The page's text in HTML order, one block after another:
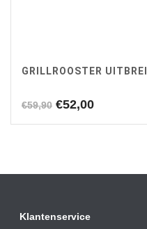
GRILLROOSTER
€59,90 Oorspronkelijke
€52,00Huidige
Klantenservice